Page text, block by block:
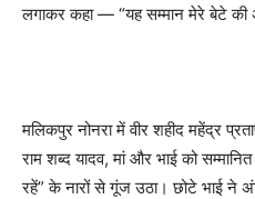
लगाकर कहा — “यह सम्मान मेरे बेटे की
मलिकपुर नोनरा में वीर शहीद महेंद्र
राम शब्द यादव, मां और भाई को
रहें” के नारों से गूंज उठा। छोटे भाई ने